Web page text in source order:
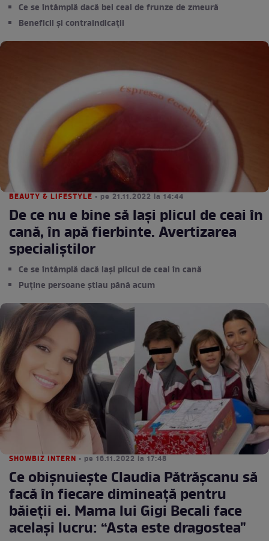
Ce se întâmplă dacă bei ceai de frunze de zmeură
Beneficii și contraindicații
BEAUTY & LIFESTYLE • pe 21.11.2022 la 14:44
De ce nu e bine să lași plicul de ceai în
cană, în apă fierbinte. Avertizarea
specialiștilor
Ce se întâmplă dacă lași plicul de ceai în cană
Puține persoane știau până acum
SHOWBIZ INTERN • pe 16.11.2022 la 17:48
Ce obișnuiește Claudia Pătrășcanu să
facă în fiecare dimineață pentru
băieții ei. Mama lui Gigi Becali face
același lucru: “Asta este dragostea"